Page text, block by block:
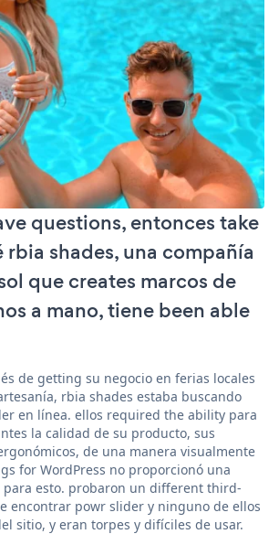
questions, entonces take
rbia shades, una compañía
que creates marcos de
a mano, tiene been able
de getting su negocio en ferias locales
rbia shades estaba buscando
en línea. ellos required the ability para
la calidad de su producto, sus
de una manera visualmente
for WordPress no proporcionó una
para esto. probaron un different third-
encontrar powr slider y ninguno de ellos
sitio, y eran torpes y difíciles de usar.